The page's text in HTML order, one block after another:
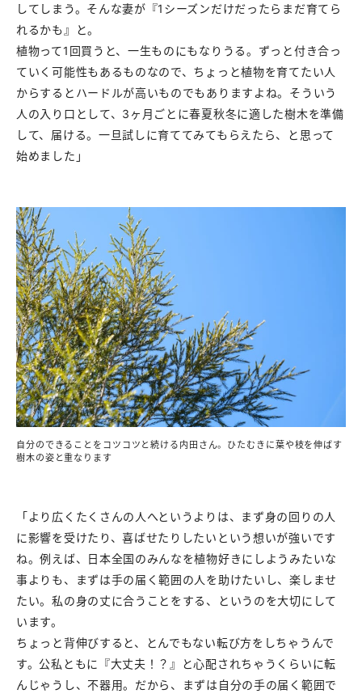
してしまう。そんな妻が『1シーズンだけだったらまだ育てら
れるかも』と。
植物って1回買うと、一生ものにもなりうる。ずっと付き合っ
ていく可能性もあるものなので、ちょっと植物を育てたい人
からするとハードルが高いものでもありますよね。そういう
人の入り口として、3ヶ月ごとに春夏秋冬に適した樹木を準備
して、届ける。一旦試しに育ててみてもらえたら、と思って
始めました」
自分のできることをコツコツと続ける内田さん。ひたむきに葉や枝を伸ばす
樹木の姿と重なります
「より広くたくさんの人へというよりは、まず身の回りの人
に影響を受けたり、喜ばせたりしたいという想いが強いです
ね。例えば、日本全国のみんなを植物好きにしようみたいな
事よりも、まずは手の届く範囲の人を助けたいし、楽しませ
たい。私の身の丈に合うことをする、というのを大切にして
います。
ちょっと背伸びすると、とんでもない転び方をしちゃうんで
す。公私ともに『大丈夫！？』と心配されちゃうくらいに転
んじゃうし、不器用。だから、まずは自分の手の届く範囲で